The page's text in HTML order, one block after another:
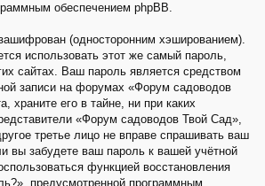
обеспечением phpBB.
(односторонним хэшированием).
использовать этот же самый пароль,
сайтах. Ваш пароль является средством
записи на форумах «Форум садоводов
храните его в тайне, ни при каких
«Форум садоводов Твой Сад»,
третье лицо не вправе спрашивать ваш
вы забудете ваш пароль к вашей учётной
функцией восстановления
предусмотренной программным